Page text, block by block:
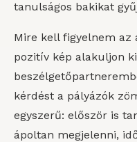
tanulságos bakikat
Mire kell figyelnem az
pozitív kép alakuljon
kérdést a pályázók
egyszerű: először is
ápoltan megjelenni,